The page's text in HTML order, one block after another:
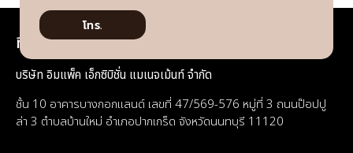
โทร.
ที่อยู่
บริษัท อิมแพ็ค เอ็กซิบิชั่น แมเนจเม้นท์ จำกัด
ชั้น 10 อาคารบางกอกแลนด์ เลขที่ 47/569-576 หมู่ที่ 3 ถนนป๊อปปู
ล่า 3 ตำบลบ้านใหม่ อำเภอปากเกร็ด จังหวัดนนทบุรี 11120